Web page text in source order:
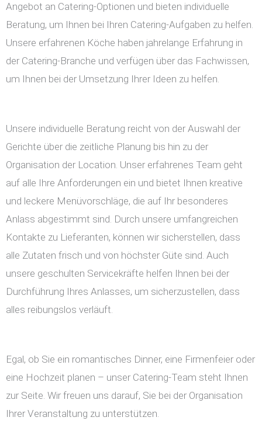
Angebot an Catering-Optionen und bieten individuelle
Beratung, um Ihnen bei Ihren Catering-Aufgaben zu helfen.
Unsere erfahrenen Köche haben jahrelange Erfahrung in
der Catering-Branche und verfügen über das Fachwissen,
um Ihnen bei der Umsetzung Ihrer Ideen zu helfen.
Unsere individuelle Beratung reicht von der Auswahl der
Gerichte über die zeitliche Planung bis hin zu der
Organisation der Location. Unser erfahrenes Team geht
auf alle Ihre Anforderungen ein und bietet Ihnen kreative
und leckere Menüvorschläge, die auf Ihr besonderes
Anlass abgestimmt sind. Durch unsere umfangreichen
Kontakte zu Lieferanten, können wir sicherstellen, dass
alle Zutaten frisch und von höchster Güte sind. Auch
unsere geschulten Servicekräfte helfen Ihnen bei der
Durchführung Ihres Anlasses, um sicherzustellen, dass
alles reibungslos verläuft.
Egal, ob Sie ein romantisches Dinner, eine Firmenfeier oder
eine Hochzeit planen – unser Catering-Team steht Ihnen
zur Seite. Wir freuen uns darauf, Sie bei der Organisation
Ihrer Veranstaltung zu unterstützen.